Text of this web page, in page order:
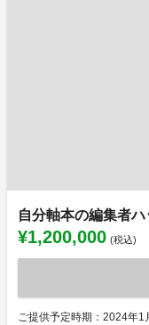
自分軸本の編集者
¥1,200,000 (税込)
ご提供予定時期：2024年1